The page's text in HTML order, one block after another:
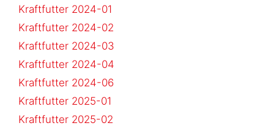
Kraftfutter 2024-01
Kraftfutter 2024-02
Kraftfutter 2024-03
Kraftfutter 2024-04
Kraftfutter 2024-06
Kraftfutter 2025-01
Kraftfutter 2025-02